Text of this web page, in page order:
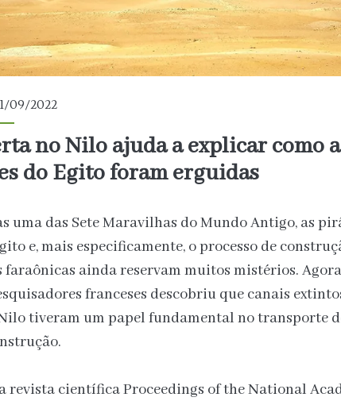
09/2022
no Nilo ajuda a explicar como
do Egito foram erguidas
uma das Sete Maravilhas do Mundo Antigo, as
e, mais especificamente, o processo de
faraônicas ainda reservam muitos mistérios.
franceses descobriu que canais
tiveram um papel fundamental no transporte
revista científica Proceedings of the National